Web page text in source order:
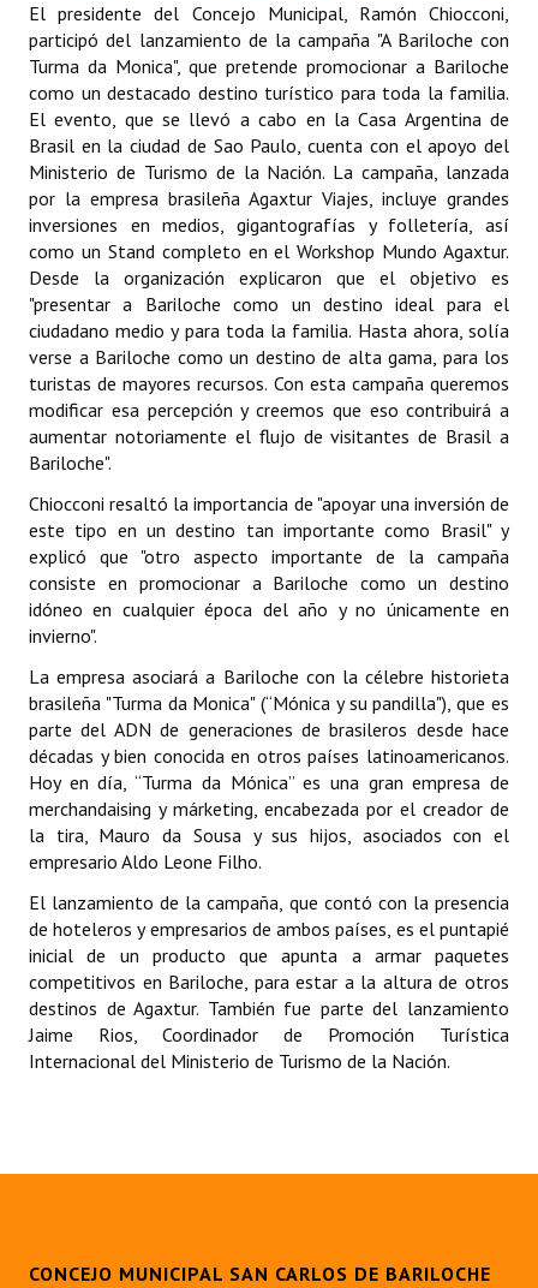
Digesto
Organigrama
DOCUMENTOS
Informes de Gestión
Proyectos Presentados
Dictámenes Asesoría Letrada
Actas de Sesión
Informes de Unidad Coordinadora
Ejecución Presupuestaria
Actas de Audiencias Públicas
NORMATIVA
Comunicaciones
Resoluciones
Resoluciones de Presidencia
INSTITUCIONAL
Antiguos Pobladores
Noticias Destacadas
Registros y Distinciones
Datos Históricos
Premio al Mérito - Registro
El presidente del Concejo Municipal, Ramón Chiocconi,
participó del lanzamiento de la campaña "A Bariloche con
Turma da Monica", que pretende promocionar a Bariloche
como un destacado destino turístico para toda la familia.
El evento, que se llevó a cabo en la Casa Argentina de
Brasil en la ciudad de Sao Paulo, cuenta con el apoyo del
Ministerio de Turismo de la Nación. La campaña, lanzada
por la empresa brasileña Agaxtur Viajes, incluye grandes
inversiones en medios, gigantografías y folletería, así
como un Stand completo en el Workshop Mundo Agaxtur.
Desde la organización explicaron que el objetivo es
"presentar a Bariloche como un destino ideal para el
ciudadano medio y para toda la familia. Hasta ahora, solía
verse a Bariloche como un destino de alta gama, para los
turistas de mayores recursos. Con esta campaña queremos
modificar esa percepción y creemos que eso contribuirá a
aumentar notoriamente el flujo de visitantes de Brasil a
Bariloche".
Chiocconi resaltó la importancia de "apoyar una inversión de
este tipo en un destino tan importante como Brasil" y
explicó que "otro aspecto importante de la campaña
consiste en promocionar a Bariloche como un destino
idóneo en cualquier época del año y no únicamente en
invierno".
La empresa asociará a Bariloche con la célebre historieta
brasileña "Turma da Monica" (“Mónica y su pandilla"), que es
parte del ADN de generaciones de brasileros desde hace
décadas y bien conocida en otros países latinoamericanos.
Hoy en día, “Turma da Mónica” es una gran empresa de
merchandaising y márketing, encabezada por el creador de
la tira, Mauro da Sousa y sus hijos, asociados con el
empresario Aldo Leone Filho.
El lanzamiento de la campaña, que contó con la presencia
de hoteleros y empresarios de ambos países, es el puntapié
inicial de un producto que apunta a armar paquetes
competitivos en Bariloche, para estar a la altura de otros
destinos de Agaxtur. También fue parte del lanzamiento
Jaime Rios, Coordinador de Promoción Turística
Internacional del Ministerio de Turismo de la Nación.
CONCEJO MUNICIPAL SAN CARLOS DE BARILOCHE